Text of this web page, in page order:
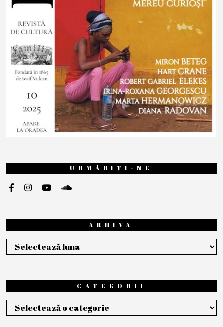
URMĂRIȚI-NE
ARHIVA
Arhiva
CATEGORII
Categorii